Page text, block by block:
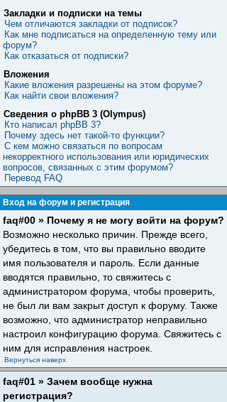
Закладки и подписки на темы
Чем отличаются закладки от подписок?
Как мне подписаться на определенную тему или
форум?
Как отказаться от подписки?
Вложения
Какие вложения разрешены на этом форуме?
Как найти свои вложения?
Сведения о phpBB 3 (Olympus)
Кто написал phpBB 3?
Почему здесь нет такой-то функции?
С кем можно связаться по вопросам
некорректного использования или юридических
вопросов, связанных с этим форумом?
Перевод FAQ
Вход на форум и регистрация
faq#00 » Почему я не могу войти на форум?
Возможно несколько причин. Прежде всего,
убедитесь в том, что вы правильно вводите
имя пользователя и пароль. Если данные
вводятся правильно, то свяжитесь с
администратором форума, чтобы проверить,
не был ли вам закрыт доступ к форуму. Также
возможно, что администратор неправильно
настроил конфигурацию форума. Свяжитесь с
ним для исправления настроек.
Вернуться наверх
faq#01 » Зачем вообще нужна
регистрация?